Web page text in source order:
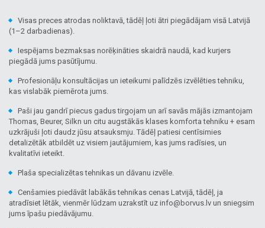
Visas preces atrodas noliktavā, tādēļ ļoti ātri piegādājam visā Latvijā
(1–2 darbadienas).
Iespējams bezmaksas norēķināties skaidrā naudā, kad kurjers
piegādā jums pasūtījumu.
Profesionāļu konsultācijas un ieteikumi palīdzēs izvēlēties tehniku,
kas vislabāk piemērota jums.
Paši jau gandrī piecus gadus tirgojam un arī savās mājās izmantojam
Thomas, Beurer, Silkn un citu augstākās klases komforta tehniku + esam
uzkrājuši ļoti daudz jūsu atsauksmju. Tādēļ patiesi centīsimies
detalizētāk atbildēt uz visiem jautājumiem, kas jums radīsies, un
kvalitatīvi ieteikt.
Plaša specializētas tehnikas un dāvanu izvēle.
Cenšamies piedāvāt labākās tehnikas cenas Latvijā, tādēļ, ja
atradīsiet lētāk, vienmēr lūdzam uzrakstīt uz info@borvus.lv un sniegsim
jums īpašu piedāvājumu.